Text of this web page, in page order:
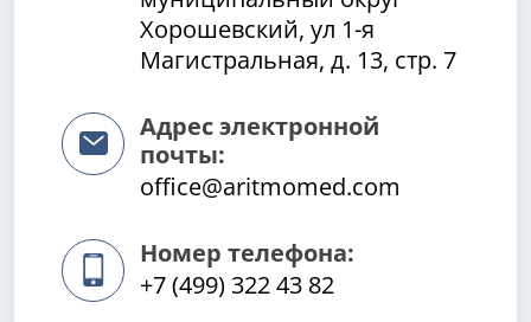
Хорошевский, ул 1-я
Магистральная, д. 13, стр. 7
Адрес электронной
почты:
office@aritmomed.com
Номер телефона:
+7 (499) 322 43 82